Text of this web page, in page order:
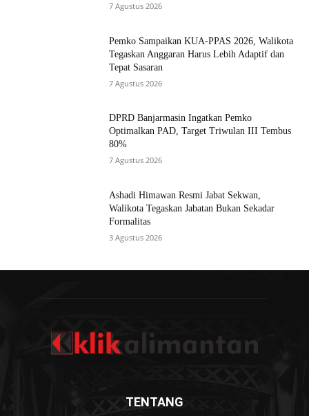
7 Agustus 2026
Pemko Sampaikan KUA-PPAS 2026, Walikota
Tegaskan Anggaran Harus Lebih Adaptif dan
Tepat Sasaran
7 Agustus 2026
DPRD Banjarmasin Ingatkan Pemko
Optimalkan PAD, Target Triwulan III Tembus
80%
7 Agustus 2026
Ashadi Himawan Resmi Jabat Sekwan,
Walikota Tegaskan Jabatan Bukan Sekadar
Formalitas
3 Agustus 2026
TENTANG